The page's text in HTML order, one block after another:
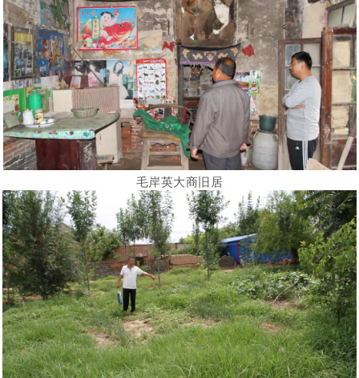
毛岸英大商旧居